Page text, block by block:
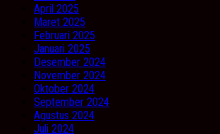
April 2025
Maret 2025
Februari 2025
Januari 2025
Desember 2024
November 2024
Oktober 2024
September 2024
Agustus 2024
Juli 2024